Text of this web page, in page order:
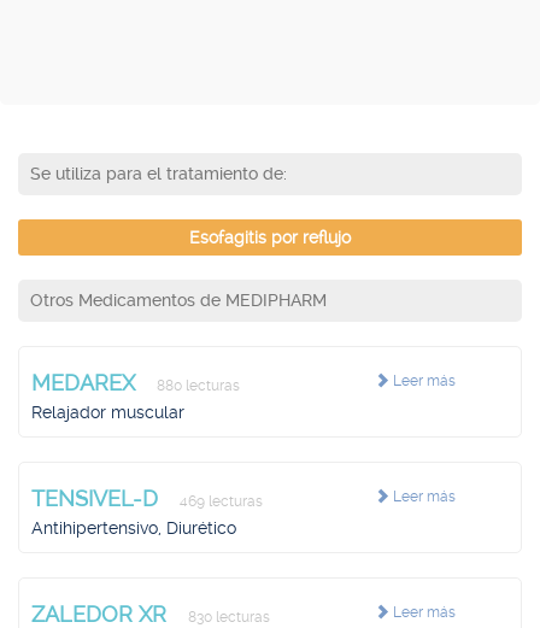
Se utiliza para el tratamiento de:
Esofagitis por reflujo
Otros Medicamentos de MEDIPHARM
Leer más
MEDAREX 880 lecturas
Relajador muscular
Leer más
TENSIVEL-D 469 lecturas
Antihipertensivo, Diurético
Leer más
ZALEDOR XR 830 lecturas